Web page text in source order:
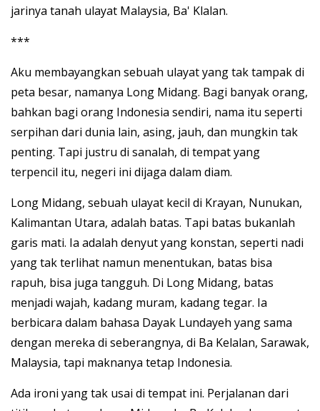
jarinya tanah ulayat Malaysia, Ba' Klalan.
***
Aku membayangkan sebuah ulayat yang tak tampak di
peta besar, namanya Long Midang. Bagi banyak orang,
bahkan bagi orang Indonesia sendiri, nama itu seperti
serpihan dari dunia lain, asing, jauh, dan mungkin tak
penting. Tapi justru di sanalah, di tempat yang
terpencil itu, negeri ini dijaga dalam diam.
Long Midang, sebuah ulayat kecil di Krayan, Nunukan,
Kalimantan Utara, adalah batas. Tapi batas bukanlah
garis mati. Ia adalah denyut yang konstan, seperti nadi
yang tak terlihat namun menentukan, batas bisa
rapuh, bisa juga tangguh. Di Long Midang, batas
menjadi wajah, kadang muram, kadang tegar. Ia
berbicara dalam bahasa Dayak Lundayeh yang sama
dengan mereka di seberangnya, di Ba Kelalan, Sarawak,
Malaysia, tapi maknanya tetap Indonesia.
Ada ironi yang tak usai di tempat ini. Perjalanan dari